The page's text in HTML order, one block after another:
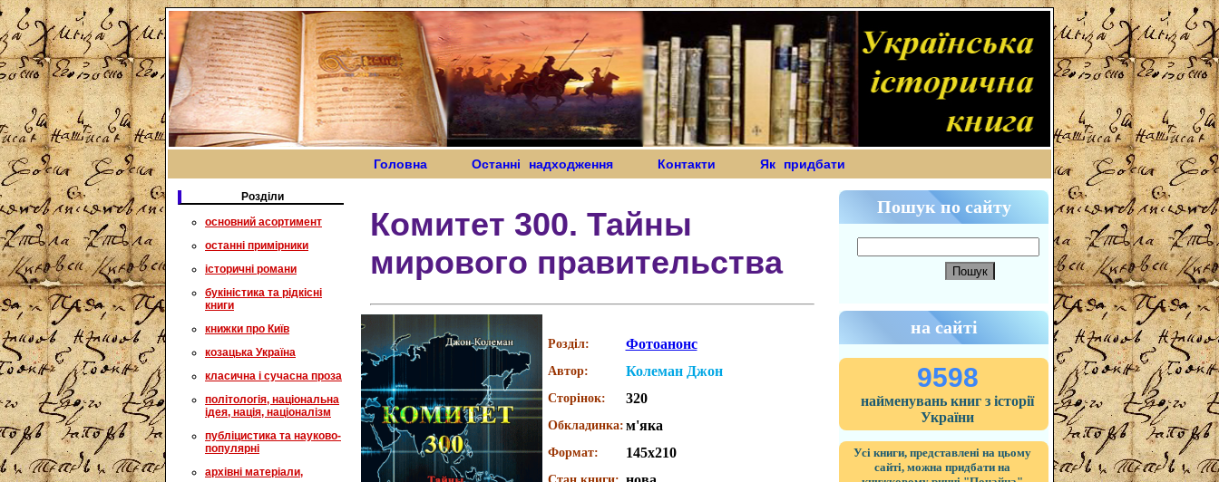
Головна Останні надходження Контакти Як придбати
Розділи
основний асортимент
останні примірники
історичні романи
букіністика та рідкісні
книги
книжки про Київ
козацька Україна
класична і сучасна проза
політологія, національна
ідея, нація, націоналізм
публіцистика та науково-
популярні
архівні матеріали,
Комитет 300. Тайны
мирового правительства
Розділ: Фотоанонс
Автор: Колеман Джон
Сторінок: 320
Обкладинка: м'яка
Формат: 145х210
Пошук по сайту
на сайті
9598
найменувань книг з історії
України
Усі книги, представлені на цьому
сайті, можна придбати на